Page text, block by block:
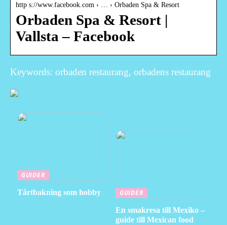
http s://www.facebook.com › … › Orbaden Spa & Resort
Orbaden Spa & Resort |
Vallsta – Facebook
Keywords: orbaden restaurang, orbadens restaurang
GUIDER
Tårtbakning som hobby GUIDER
En smakresa till Mexiko –
guide till Mexican food